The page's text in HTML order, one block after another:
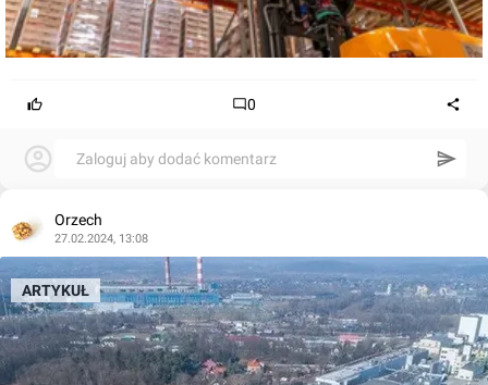
0
Zaloguj aby dodać komentarz
Orzech
27.02.2024, 13:08
ARTYKUŁ